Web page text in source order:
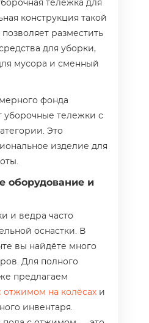
тележка для
конструкция такой
разместить
для уборки,
мусора и сменный
фонда
уборочные тележки с
Это
изделие для
оборудование и
и ведра часто
оснастки. В
вы найдёте много
Для полного
предлагаем
отжимом на колёсах и
инвентаря.